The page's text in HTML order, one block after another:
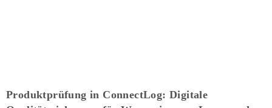
Produktprüfung in ConnectLog: Digitale